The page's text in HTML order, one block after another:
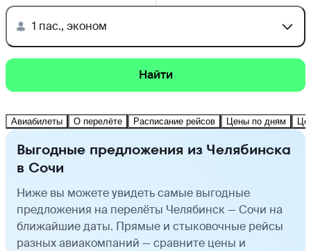
1 пас., эконом
Найти
Авиабилеты О перелёте Расписание рейсов Цены по дням
Выгодные предложения из Челябинска
в Сочи
Ниже вы можете увидеть самые выгодные
предложения на перелёты Челябинск — Сочи на
ближайшие даты. Прямые и стыковочные рейсы
разных авиакомпаний — сравните цены и